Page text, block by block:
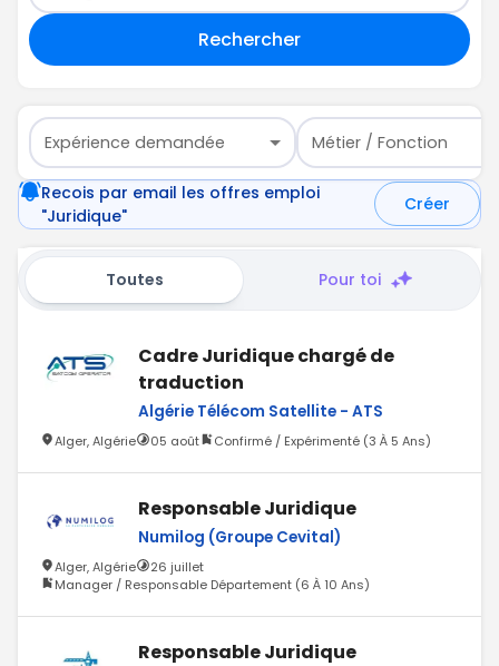
Rechercher
Expérience demandée Métier / Fonction
Recois par email les offres emploi
"Juridique"
Créer
Toutes Pour toi
Cadre Juridique chargé de
traduction
Algérie Télécom Satellite - ATS
Alger, Algérie 05 août Confirmé / Expérimenté (3 À 5 Ans)
Responsable Juridique
Numilog (Groupe Cevital)
Alger, Algérie
26 juillet
Manager / Responsable Département (6 À 10 Ans)
Responsable Juridique